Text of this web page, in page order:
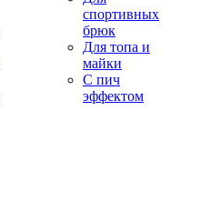
спортивных
брюк
Для топа и
майки
С пич
эффектом